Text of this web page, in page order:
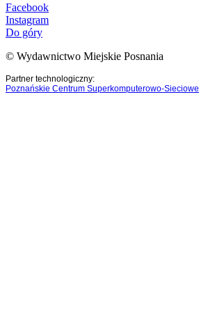
Facebook
Instagram
Do góry
© Wydawnictwo Miejskie Posnania
Partner technologiczny:
Poznańskie Centrum Superkomputerowo-Sieciowe